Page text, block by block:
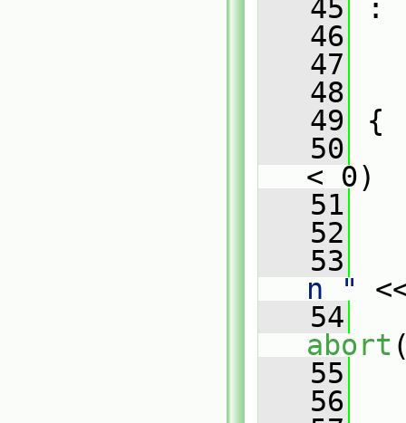
   45
:
   46
   47
   48
   49
{
   50
< 0)
   51
   52
   53
n "
   54
abort
   55
   56